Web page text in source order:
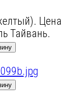
Цена
Тайвань.